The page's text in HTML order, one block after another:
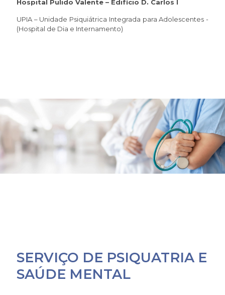
Hospital Pulido Valente – Edifício D. Carlos I
UPIA – Unidade Psiquiátrica Integrada para Adolescentes -
(Hospital de Dia e Internamento)
SERVIÇO DE PSIQUATRIA E
SAÚDE MENTAL